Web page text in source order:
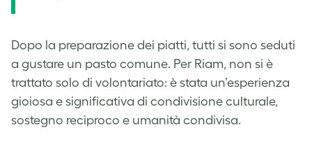
Dopo la preparazione dei piatti, tutti si sono seduti
a gustare un pasto comune. Per Riam, non si è
trattato solo di volontariato: è stata un’esperienza
gioiosa e significativa di condivisione culturale,
sostegno reciproco e umanità condivisa.